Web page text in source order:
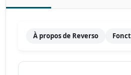
À propos de Reverso